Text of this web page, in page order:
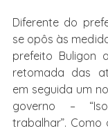
Diferente do
se opôs às
prefeito Buligon
retomada das
em seguida um
governo –
trabalhar”.